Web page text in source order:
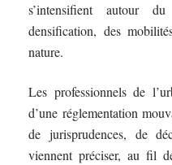
s’intensifient autour
densification, des
nature.
Les professionnels de
d’une réglementation
de jurisprudences, de
viennent préciser, au fil